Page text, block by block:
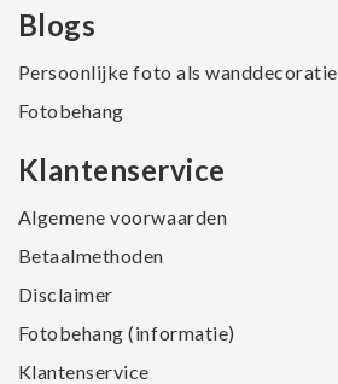
Blogs
Persoonlijke foto als wanddecoratie
Fotobehang
Klantenservice
Algemene voorwaarden
Betaalmethoden
Disclaimer
Fotobehang (informatie)
Klantenservice